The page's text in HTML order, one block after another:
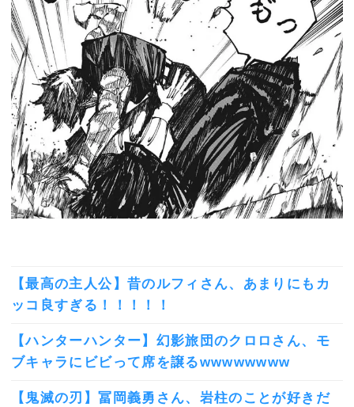
【最高の主人公】昔のルフィさん、あまりにもカ
ッコ良すぎる！！！！！
【ハンターハンター】幻影旅団のクロロさん、モ
ブキャラにビビって席を譲るwwwwwwww
【鬼滅の刃】冨岡義勇さん、岩柱のことが好きだ